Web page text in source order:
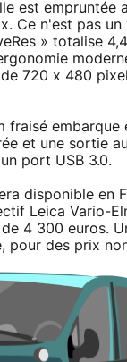
est empruntée
Ce n'est pas
» totalise
720 x 480
fraisé embarque
et une sortie
port USB 3.0.
disponible en
Leica Vario-
4 300 euros.
pour des prix